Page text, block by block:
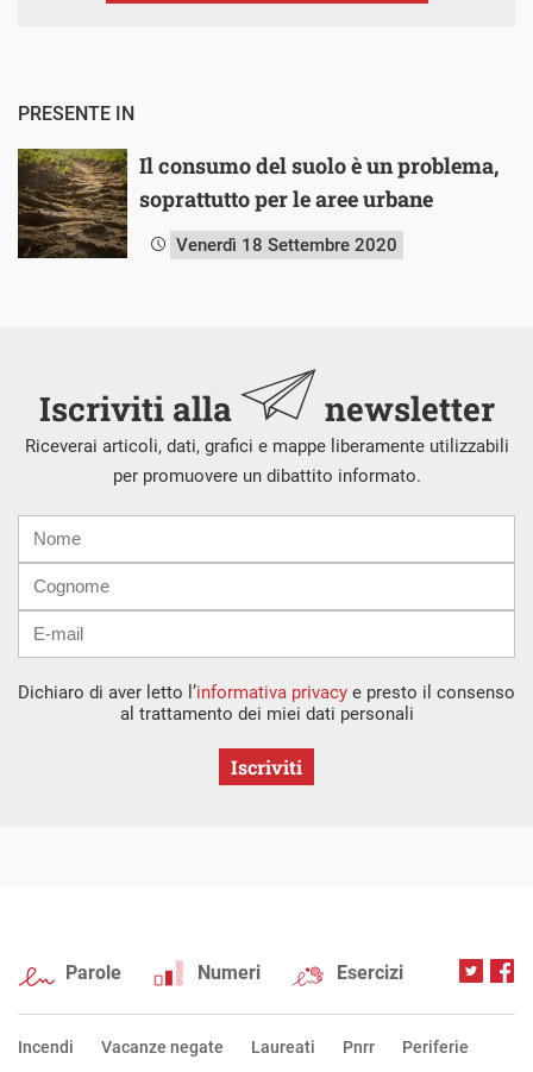
PRESENTE IN
Il consumo del suolo è un problema,
soprattutto per le aree urbane
Venerdì 18 Settembre 2020
Iscriviti alla newsletter
Riceverai articoli, dati, grafici e mappe liberamente utilizzabili
per promuovere un dibattito informato.
mail
Dichiaro di aver letto l’informativa privacy e presto il consenso
al trattamento dei miei dati personali
Iscriviti
Parole Numeri Esercizi
Incendi Vacanze negate Laureati Pnrr Periferie